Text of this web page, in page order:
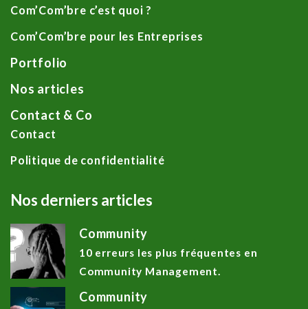
Com’Com’bre c’est quoi ?
Com’Com’bre pour les Entreprises
Portfolio
Nos articles
Contact & Co
Contact
Politique de confidentialité
Nos derniers articles
Community
10 erreurs les plus fréquentes en
Community Management.
Community